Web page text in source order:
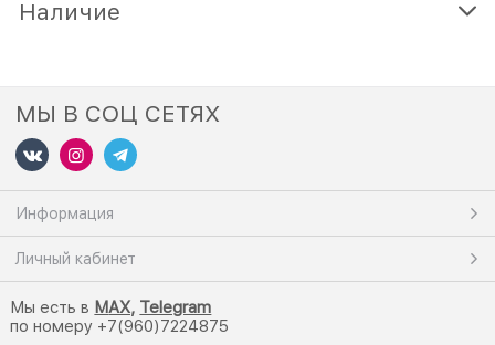
Наличие
МЫ В СОЦ СЕТЯХ
Информация
Личный кабинет
Мы есть в MAX, Telegram
по номеру +7(960)7224875